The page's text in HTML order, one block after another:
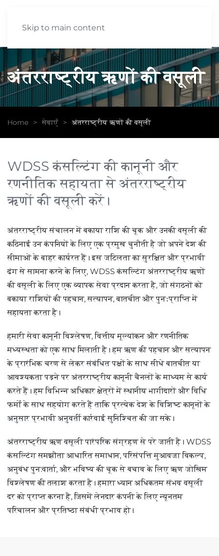
Skip to main content
अंतरराष्ट्रीय ऋणों की वसूली
Home सेवाएँ अंतरराष्ट्रीय ऋणों की वसूली
WDSS कंसल्टिंग की कानूनी और
रणनीतिक सहायता से अंतरराष्ट्रीय
ऋणों की वसूली करें।
अंतरराष्ट्रीय संचालन में बकाया राशि की चूक और उनकी वसूली की
कठिनाई उन कंपनियों के लिए एक प्रमुख चुनौती है जो अपने देश की
सीमाओं के बाहर कार्यरत हैं। इस जटिलता का सुरक्षित और प्रभावी
ढंग से सामना करने के लिए, WDSS कंसल्टिंग अंतरराष्ट्रीय ऋणों
की वसूली के लिए एक व्यापक सेवा प्रदान करता है, जो संगठनों को
बकाया राशियों की पहचान, सत्यापन, बातचीत और पुनःप्राप्ति में
सहायता करता है।
हमारी सेवा कानूनी विश्लेषण, वित्तीय मूल्यांकन और रणनीतिक
मध्यस्थता को एक साथ मिलाती है। हम ऋण की पहचान और सत्यापन
के प्रारंभिक चरण से लेकर संबंधित पक्षों के साथ सीधे बातचीत या
आवश्यकता पड़ने पर अंतरराष्ट्रीय कानूनी चैनलों के माध्यम से कार्य
करते हैं। हम विभिन्न अधिकार क्षेत्रों में स्थानीय भागीदारों और विधि
फर्मों के साथ सहयोग करते हैं ताकि प्रत्येक देश के विशिष्ट कानूनों के
अनुसार प्रभावी अनुवर्ती कार्रवाई सुनिश्चित की जा सके।
अंतरराष्ट्रीय ऋण वसूली पारंपरिक संग्रहण से परे जाती है। WDSS
कंसल्टिंग समझौता आधारित समाधान, परिसंपत्ति मुआवजा विकल्प,
अनुबंध पुन:वार्ता, और भविष्य की चूक से बचाव के लिए ऋण जोखिम
विश्लेषण की तलाश करता है। हमारा ध्यान अधिकतम संभव वसूली
दर को प्राप्त करना है, जिसमें लेनदार कंपनी के लिए न्यूनतम
परिचालन और प्रतिष्ठा संबंधी प्रभाव हो।